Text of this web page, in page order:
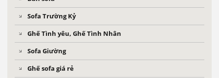
Sofa Trường Kỷ
Ghế Tình yêu, Ghế Tình Nhân
Sofa Giường
Ghế sofa giá rẻ